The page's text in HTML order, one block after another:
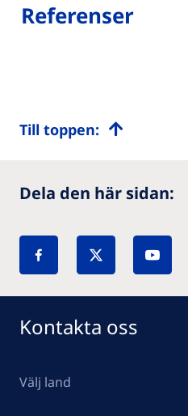
Referenser
Till toppen:
Dela den här sidan:
Kontakta oss
Välj land